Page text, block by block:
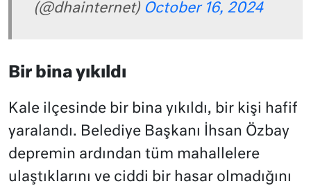
(@dhainternet) October 16, 2024
Bir bina yıkıldı
Kale ilçesinde bir bina yıkıldı, bir kişi hafif
yaralandı. Belediye Başkanı İhsan Özbay
depremin ardından tüm mahallelere
ulaştıklarını ve ciddi bir hasar olmadığını